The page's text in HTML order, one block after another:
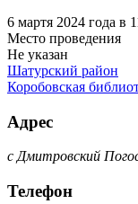
6 мартя 2024 года в
Место проведения
Не указан
Шатурский район
Коробовская
Адрес
с Дмитровский
Телефон